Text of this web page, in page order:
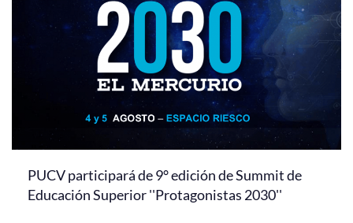
PUCV participará de 9° edición de Summit de
Educación Superior ''Protagonistas 2030''